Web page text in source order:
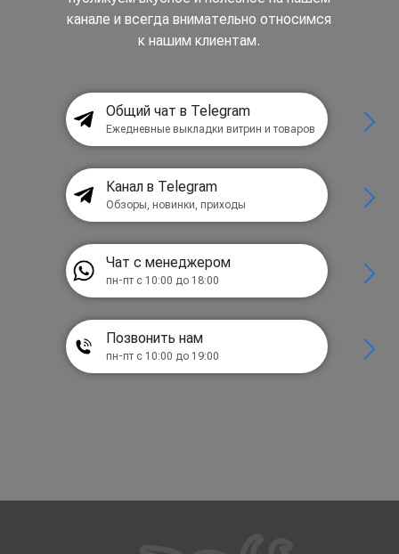
канале и всегда внимательно относимся
к нашим клиентам.
Общий чат в Telegram
Ежедневные выкладки витрин и товаров
Канал в Telegram
Обзоры, новинки, приходы
Чат с менеджером
пн-пт с 10:00 до 18:00
Позвонить нам
пн-пт с 10:00 до 19:00